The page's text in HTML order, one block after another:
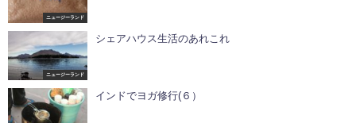
ニュージーランド
ニュージーランド
シェアハウス生活のあれこれ
インドでヨガ修行(６）